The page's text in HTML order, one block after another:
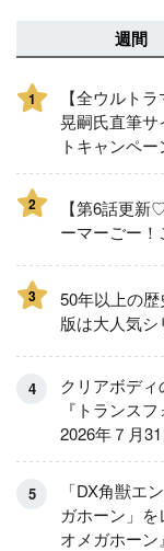
週間
1
【全ウルト
晃嗣氏直筆
トキャンペー
2
【第6話更
ーマーごー！
3
50年以上の
版は大人気
クリアボデ
『トランス
2026年７月31
「DX角獣エ
ガホーン」
オメガホーン